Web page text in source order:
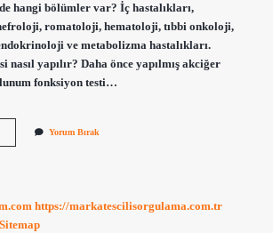
hangi bölümler var? İç hastalıkları,
romatoloji, hematoloji, tıbbi onkoloji,
ve metabolizma hastalıkları.
nasıl yapılır? Daha önce yapılmış akciğer
fonksiyon testi…
Yorum Bırak
https://markatescilisorgulama.com.tr
Sitemap